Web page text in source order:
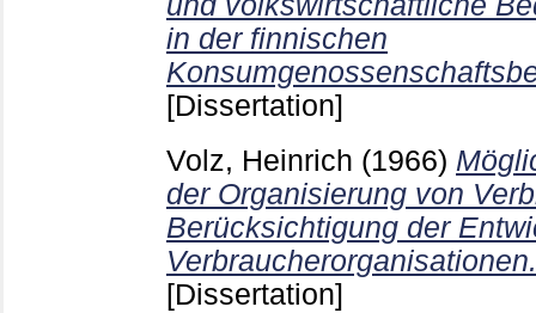
in der finnischen
[Dissertation]
Volz, Heinrich (1966)
der Organisierung von
Berücksichtigung der
Verbraucherorganisationen.
[Dissertation]